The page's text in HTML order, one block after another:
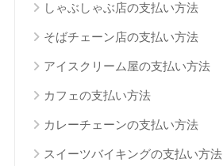
しゃぶしゃぶ店の支払い方法
そばチェーン店の支払い方法
アイスクリーム屋の支払い方法
カフェの支払い方法
カレーチェーンの支払い方法
スイーツバイキングの支払い方法